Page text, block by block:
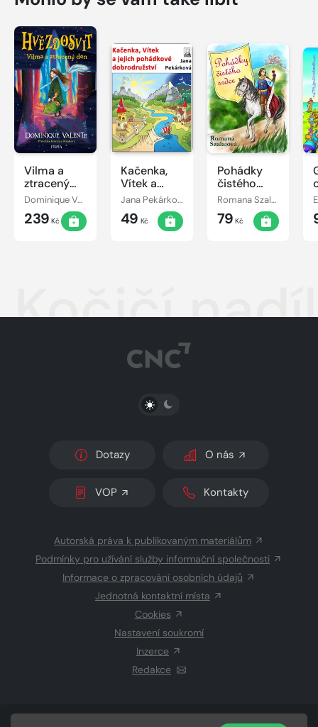
Vilma a
ztracený
den
Dominique Valente
239 Kč
Kačenka,
Vítek a
jejich
pohádkové
dobrodružství
Jana Pekárková
49 Kč
Pohádky
čistého
srdce
Romana Szalaiová
79 Kč
Kočičí
PŘEPNOUT SVĚTLÝ/TMAVÝ REŽIM
Dotazy O nás
VOP Kontakty
Autorská práva k publikovaným materiálům
Podmínky pro užívání služby informační společnosti
Informace o zpracování osobních údajů
Jednotná kontaktní místa
Cookies
Nastavení soukromí
Inzerce
Redakce